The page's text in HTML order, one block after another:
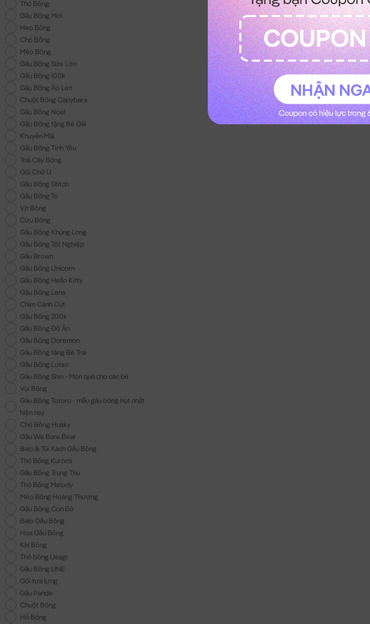
Thỏ Bông
Gấu Bông Mới
Heo Bông
Chó Bông
Mèo Bông
Gấu Bông Size Lớn
Gấu Bông 100k
Gấu Bông Áo Len
Chuột Bông Capybara
Gấu Bông Noel
Gấu Bông tặng Bé Gái
Khuyến Mãi
Gấu Bông Tình Yêu
Trái Cây Bông
Gối Chữ U
Gấu Bông Stitch
Gấu Bông To
Vịt Bông
Cừu Bông
Gấu Bông Khủng Long
Gấu Bông Tốt Nghiệp
Gấu Brown
Gấu Bông Unicorn
Gấu Bông Hello Kitty
Gấu Bông Lena
Chim Cánh Cụt
Gấu Bông 200k
Gấu Bông Đồ Ăn
Gấu Bông Doremon
Gấu Bông tặng Bé Trai
Gấu Bông Lotso
Gấu Bông Shin - Món quà cho các bé
Voi Bông
Gấu Bông Totoro - mẫu gấu bông hot nhất
hiện nay
Chó Bông Husky
Gấu We Bare Bear
Balo & Túi Xách Gấu Bông
Thỏ Bông Kuromi
Gấu Bông Trung Thu
Thỏ Bông Melody
Mèo Bông Hoàng Thượng
Gấu Bông Con Bò
Balo Gấu Bông
Hoa Gấu Bông
Khỉ Bông
Thỏ bông Usagi
Gấu Bông LINE
Gối tựa lưng
Gấu Panda
Chuột Bông
Hổ Bông